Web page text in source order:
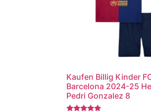
Kaufen Billig Kinder
Barcelona 2024-25
Pedri Gonzalez 8